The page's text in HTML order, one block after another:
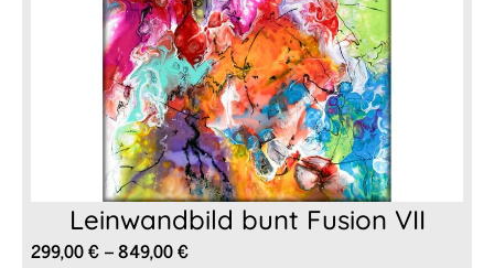
Leinwandbild bunt Fusion VII
299,00€–849,00€